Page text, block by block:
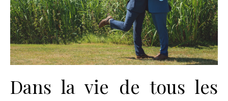
Dans la vie de tous les